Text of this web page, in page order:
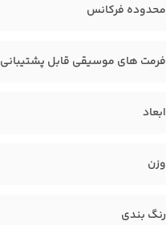
محدوده فرکانس
فرمت های موسیقی قابل پشتیبانی
ابعاد
وزن
رنگ بندی